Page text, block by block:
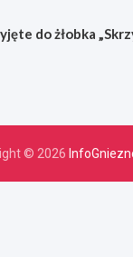
do żłobka
© 2026